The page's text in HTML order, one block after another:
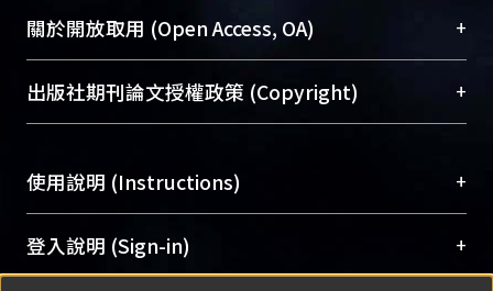
成果。
To permanently archive and promote researcher
profiles and scholarly works, Library integrates the
services of “NTU Repository” with “Academic
Sciences Library)
關於開放取用 (Open Access, OA) +
開放取用是從使用者角度提升資訊取用性的社會運
動，應用在學術研究上是透過將研究著作公開供使
用逐年攀升。同時可加速研究發展、提升研究影響
Archive）平台。 （點選深入了解OA）
出版社期刊論文授權政策 (Copyright) +
含部分內容的版權非匯入者所有，或由第三方贊
助與合作完成，請確認該版權所有者及第三方同
意提供此授權。
Please represent that the submission is your
使用說明 (Instructions) +
網站簡介(Quickstart Guide)
使用手冊(Instruction Manual)
登入說明 (Sign-in) +